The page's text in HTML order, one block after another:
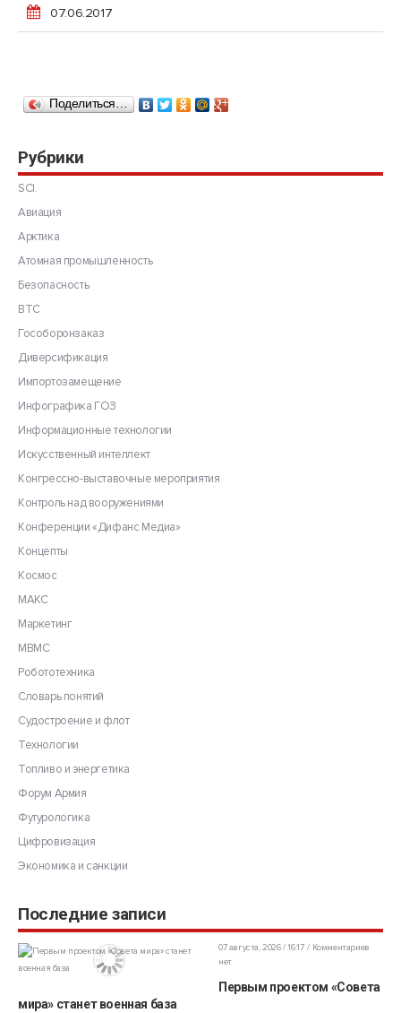
07.06.2017
Поделиться…
Рубрики
SCI.
Авиация
Арктика
Атомная промышленность
Безопасность
ВТС
Гособоронзаказ
Диверсификация
Импортозамещение
Инфографика ГОЗ
Информационные технологии
Искусственный интеллект
Конгрессно-выставочные мероприятия
Контроль над вооружениями
Конференции «Дифанс Медиа»
Концепты
Космос
МАКС
Маркетинг
МВМС
Робототехника
Словарь понятий
Судостроение и флот
Технологии
Топливо и энергетика
Форум Армия
Футурологика
Цифровизация
Экономика и санкции
Последние записи
07 августа, 2026 / 16:17
Комментариев
нет
Первым проектом «Совета
мира» станет военная база